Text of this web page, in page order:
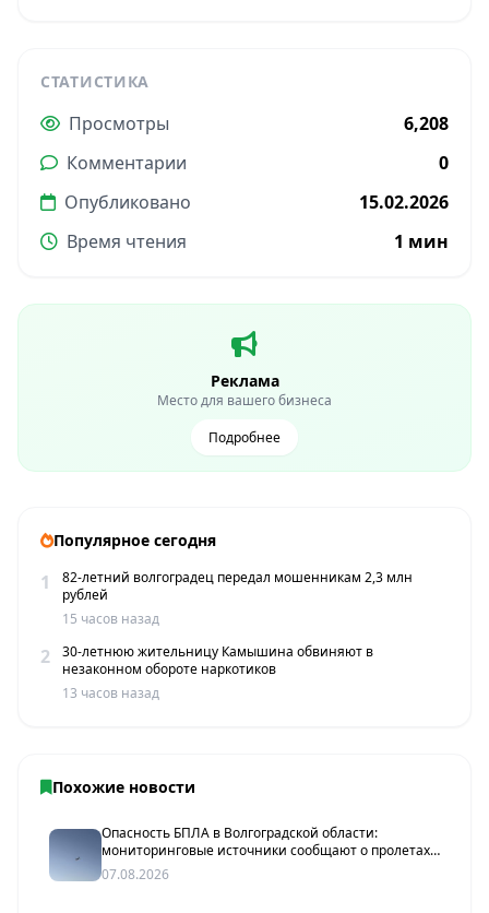
СТАТИСТИКА
Просмотры
6,208
Комментарии
0
Опубликовано
15.02.2026
Время чтения
1 мин
Реклама
Место для вашего бизнеса
Подробнее
Популярное сегодня
1
82-летний волгоградец передал мошенникам 2,3 млн
рублей
15 часов назад
2
30-летнюю жительницу Камышина обвиняют в
незаконном обороте наркотиков
13 часов назад
Похожие новости
Опасность БПЛА в Волгоградской области:
мониторинговые источники сообщают о пролетах
беспилотников
07.08.2026